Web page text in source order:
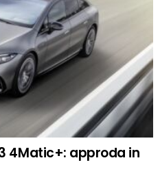
4Matic+: approda in